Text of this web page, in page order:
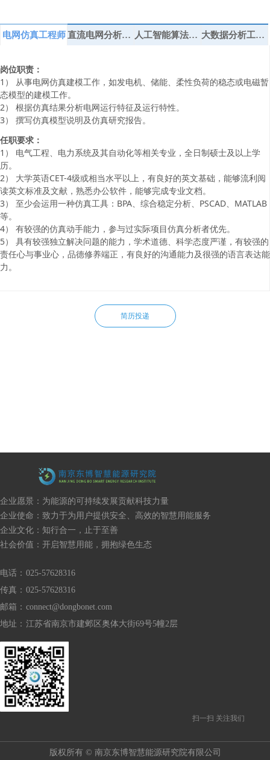
简历投递
电网仿真工程师 直流电网分析工程师 人工智能算法工程师 大数据分析工程师
岗位职责：
1） 从事电网仿真建模工作，如发电机、储能、柔性负荷的稳态或电磁暂
态模型的建模工作。
2） 根据仿真结果分析电网运行特征及运行特性。
3） 撰写仿真模型说明及仿真研究报告。
任职要求：
1） 电气工程、电力系统及其自动化等相关专业，全日制硕士及以上学
历。
2） 大学英语CET-4级或相当水平以上，有良好的英文基础，能够流利阅
读英文标准及文献，熟悉办公软件，能够完成专业文档。
3） 至少会运用一种仿真工具：BPA、综合稳定分析、PSCAD、MATLAB
等。
4） 有较强的仿真动手能力，参与过实际项目仿真分析者优先。
5） 具有较强独立解决问题的能力，学术道德、科学态度严谨，有较强的
责任心与事业心，品德修养端正，有良好的沟通能力及很强的语言表达能
力。
电话： 025-57628316
传真： 025-57628316
邮箱： connect@dongbonet.com
地址： 江苏省南京市建邺区奥体大街69号5幢2层
扫一扫 关注我们
企业愿景：为能源的可持续发展贡献科技力量
企业使命：致力于为用户提供安全、高效的智慧用能服务
企业文化：知行合一，止于至善
社会价值：开启智慧用能，拥抱绿色生态
版权所有 © 南京东博智慧能源研究院有限公司